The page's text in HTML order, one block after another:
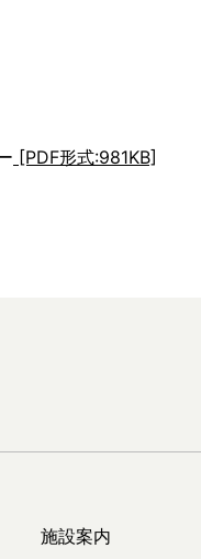
[PDF形式:981KB]
施設案内